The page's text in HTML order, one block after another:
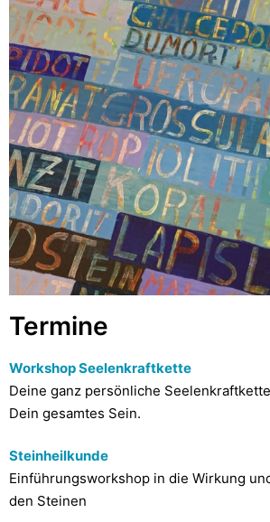
Termine
Workshop Seelenkraftkette
Deine ganz persönliche
Dein gesamtes Sein.
Steinheilkunde
Einführungsworkshop in die Wirkung
den Steinen